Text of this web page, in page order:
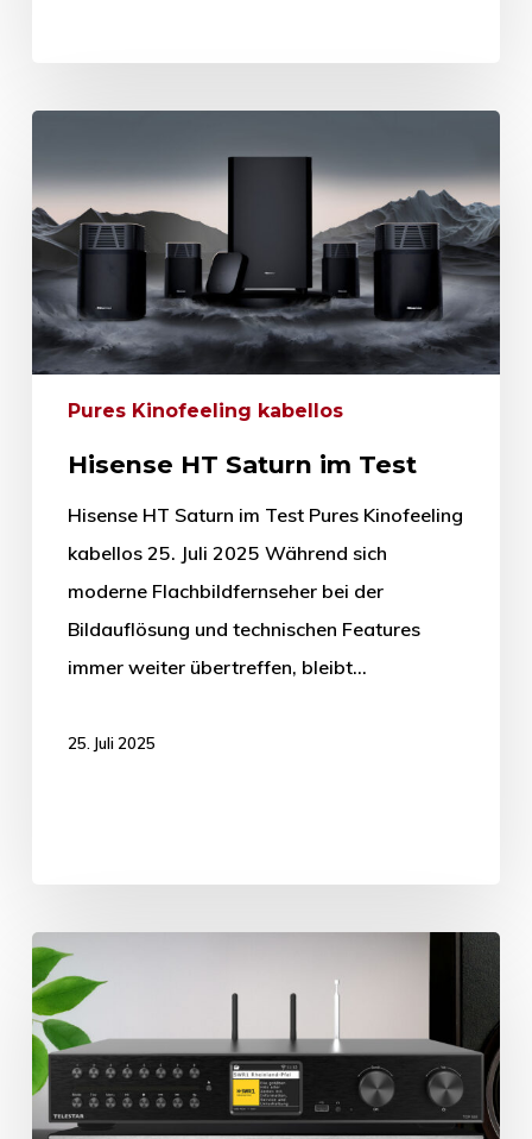
Pures Kinofeeling kabellos
Hisense HT Saturn im Test
Hisense HT Saturn im Test Pures Kinofeeling
kabellos 25. Juli 2025 Während sich
moderne Flachbildfernseher bei der
Bildauflösung und technischen Features
immer weiter übertreffen, bleibt…
25. Juli 2025